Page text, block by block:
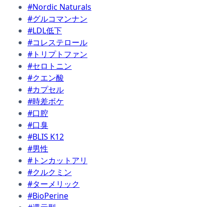
#Nordic Naturals
#グルコマンナン
#LDL低下
#コレステロール
#トリプトファン
#セロトニン
#クエン酸
#カプセル
#時差ボケ
#口腔
#口臭
#BLIS K12
#男性
#トンカットアリ
#クルクミン
#ターメリック
#BioPerine